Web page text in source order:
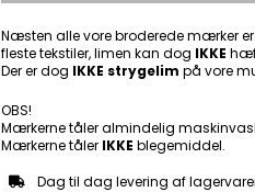
Næsten alle vore broderede mærker
fleste tekstiler, limen kan dog IKKE
Der er dog IKKE strygelim på vore
OBS!
Mærkerne tåler almindelig
Mærkerne tåler IKKE blegemiddel.
Dag til dag levering af